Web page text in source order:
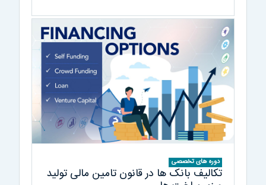
دوره های تخصصی
تکالیف بانک ها در قانون تامین مالی تولید